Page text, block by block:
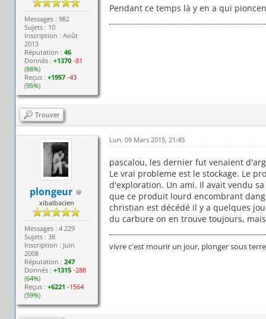
Messages : 982
Sujets : 10
Inscription : Août
2013
Réputation :46
Donnés :+1370 -81
(88%)
Reçus :+1957 -43
(95%)
Pendant ce temps là y en a qui
Trouver
plongeur
xibalbacien
Messages : 4 229
Sujets : 38
Inscription : Juin
2008
Réputation :247
Donnés :+1315 -288
(64%)
Reçus :+6221 -1564
(59%)
Lun. 09 Mars 2015, 21:45
pascalou, les dernier fut venaient
Le vrai probleme est le stockage. Le
d'exploration. Un ami. Il avait vendu
que ce produit lourd encombrant
christian est décédé il y a quelques
du carbure on en trouve toujours,
vivre c'est mourir un jour, plonger sous